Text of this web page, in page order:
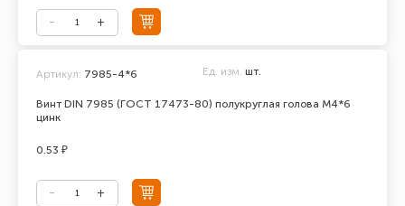
Винт DIN 7985 (ГОСТ 17473-80) полукруглая голова М4*6
цинк
Артикул: 7985-4*6 Ед. изм. шт.
0.53 ₽